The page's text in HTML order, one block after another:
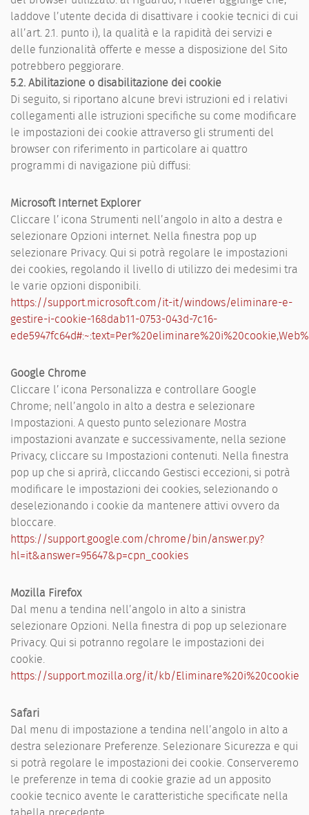
laddove l’utente decida di disattivare i cookie tecnici di cui
all’art. 2.1. punto i), la qualità e la rapidità dei servizi e
delle funzionalità offerte e messe a disposizione del Sito
potrebbero peggiorare.
5.2.Abilitazione o disabilitazione dei cookie
Di seguito, si riportano alcune brevi istruzioni ed i relativi
collegamenti alle istruzioni specifiche su come modificare
le impostazioni dei cookie attraverso gli strumenti del
browser con riferimento in particolare ai quattro
programmi di navigazione più diffusi:
Microsoft Internet Explorer
Cliccare l’icona Strumenti nell’angolo in alto a destra e
selezionare Opzioni internet. Nella finestra pop up
selezionare Privacy. Qui si potrà regolare le impostazioni
dei cookies, regolando il livello di utilizzo dei medesimi tra
le varie opzioni disponibili.
https://support.microsoft.com/it-it/windows/eliminare-e-
gestire-i-cookie-168dab11-0753-043d-7c16-
Google Chrome
Cliccare l’icona Personalizza e controllare Google
Chrome; nell’angolo in alto a destra e selezionare
Impostazioni. A questo punto selezionare Mostra
impostazioni avanzate e successivamente, nella sezione
Privacy, cliccare su Impostazioni contenuti. Nella finestra
pop up che si aprirà, cliccando Gestisci eccezioni, si potrà
modificare le impostazioni dei cookies, selezionando o
deselezionando i cookie da mantenere attivi ovvero da
bloccare.
https://support.google.com/chrome/bin/answer.py?
hl=it&answer=95647&p=cpn_cookies
Mozilla Firefox
Dal menu a tendina nell’angolo in alto a sinistra
selezionare Opzioni. Nella finestra di pop up selezionare
Privacy. Qui si potranno regolare le impostazioni dei
cookie.
https://support.mozilla.org/it/kb/Eliminare%20i%20cookie
Safari
Dal menu di impostazione a tendina nell’angolo in alto a
destra selezionare Preferenze. Selezionare Sicurezza e qui
si potrà regolare le impostazioni dei cookie. Conserveremo
le preferenze in tema di cookie grazie ad un apposito
cookie tecnico avente le caratteristiche specificate nella